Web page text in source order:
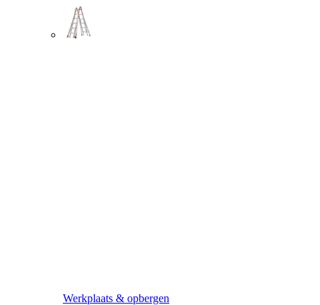
Werkplaats & opbergen